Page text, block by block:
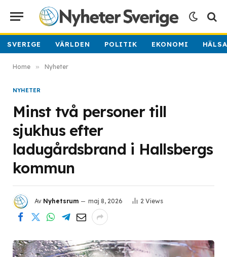
SVERIGE VÄRLDEN POLITIK EKONOMI
Home » Nyheter
NYHETER
Minst två personer till
sjukhus efter
ladugårdsbrand i Hallsbergs
kommun
Av Nyhetsrum maj 8, 2026 2 Views